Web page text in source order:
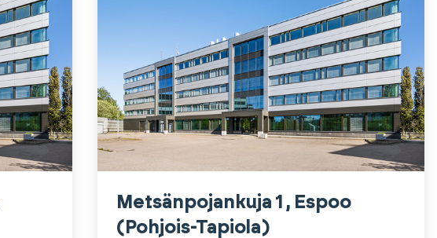
Metsänpojankuja 1 , Espoo
(Pohjois-Tapiola)